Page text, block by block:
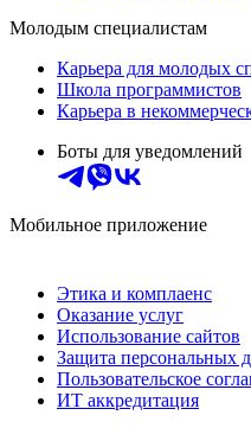
Молодым специалистам
Карьера для молодых
Школа программистов
Карьера в
Боты для уведомлений
Мобильное приложение
Этика и комплаенс
Оказание услуг
Использование сайтов
Защита персональных
Пользовательское
ИТ аккредитация